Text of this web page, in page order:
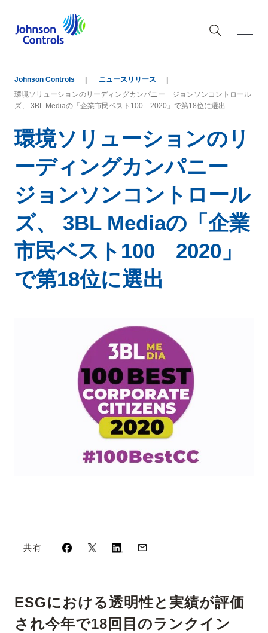
Johnson Controls
ニュースリリース
環境ソリューションのリーディングカンパニー ジョンソンコントロール
ズ、 3BL Mediaの「企業市民ベスト100 2020」で第18位に選出
環境ソリューションのリ
ーディングカンパニー
ジョンソンコントロール
ズ、 3BL Mediaの「企業
市民ベスト100 2020」
で第18位に選出
共有
ESGにおける透明性と実績が評価
され今年で18回目のランクイン